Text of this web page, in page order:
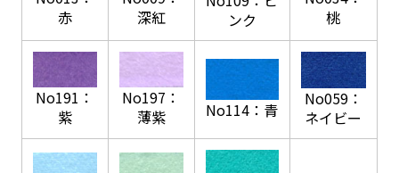
赤
深紅
ンク
桃
No191：
紫
No197：
薄紫
No114：青
No059：
ネイビー